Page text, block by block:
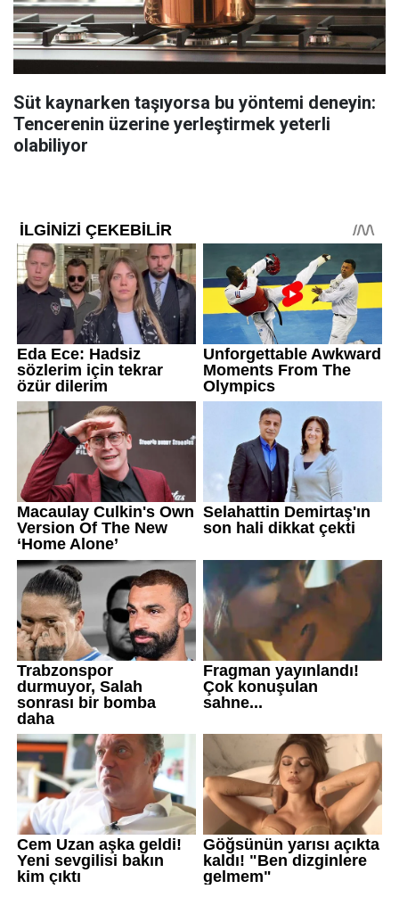
Süt kaynarken taşıyorsa bu yöntemi deneyin:
Tencerenin üzerine yerleştirmek yeterli
olabiliyor